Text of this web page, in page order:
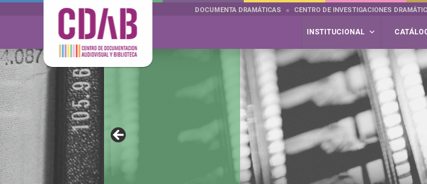
DOCUMENTA DRAMÁTICAS CENTRO DE INVESTIGACIONES
INSTITUCIONAL